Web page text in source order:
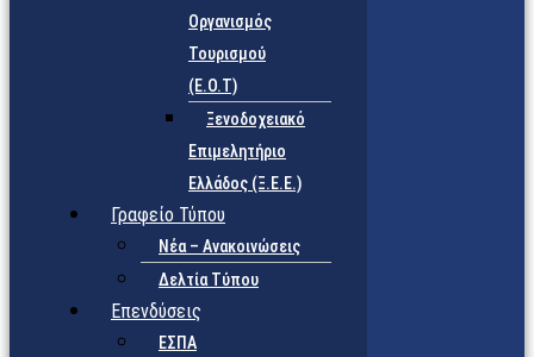
Οργανισμός
Τουρισμού
(Ε.Ο.Τ)
Ξενοδοχειακό
Επιμελητήριο
Ελλάδος (Ξ.Ε.Ε.)
Γραφείο Τύπου
Νέα – Ανακοινώσεις
Δελτία Τύπου
Επενδύσεις
ΕΣΠΑ